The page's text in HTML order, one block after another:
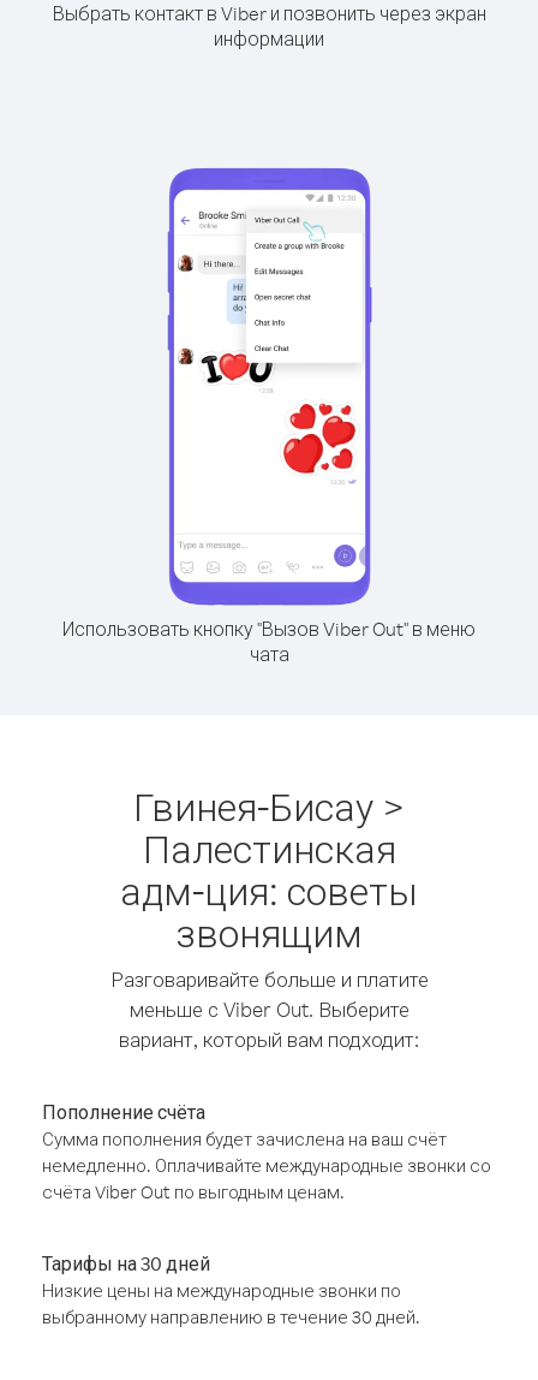
Выбрать контакт в Viber и позвонить через экран
информации
Использовать кнопку "Вызов Viber Out" в меню
чата
Гвинея-Бисау >
Палестинская
адм-ция: советы
звонящим
Разговаривайте больше и платите
меньше с Viber Out. Выберите
вариант, который вам подходит:
Пополнение счёта
Сумма пополнения будет зачислена на ваш счёт
немедленно. Оплачивайте международные звонки со
счёта Viber Out по выгодным ценам.
Тарифы на 30 дней
Низкие цены на международные звонки по
выбранному направлению в течение 30 дней.